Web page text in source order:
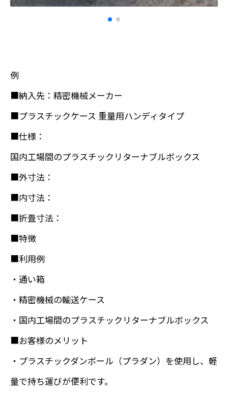
例
■納入先：精密機械メーカー
■プラスチックケース 重量用ハンディタイプ
■仕様：
国内工場間のプラスチックリターナブルボックス
■外寸法：
■内寸法：
■折畳寸法：
■特徴
■利用例
・通い箱
・精密機械の輸送ケース
・国内工場間のプラスチックリターナブルボックス
■お客様のメリット
・プラスチックダンボール（プラダン）を使用し、軽
量で持ち運びが便利です。